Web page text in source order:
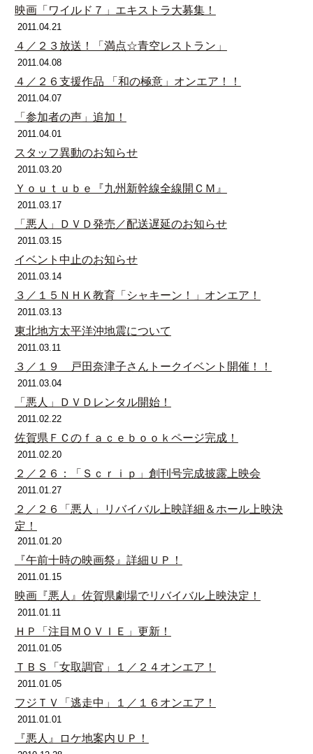
映画「ワイルド７」エキストラ大募集！
2011.04.21
４／２３放送！「満点☆青空レストラン」
2011.04.08
４／２６支援作品 「和の極意」オンエア！！
2011.04.07
「参加者の声」追加！
2011.04.01
スタッフ異動のお知らせ
2011.03.20
Ｙｏｕｔｕｂｅ『九州新幹線全線開ＣＭ』
2011.03.17
「悪人」ＤＶＤ発売／配送遅延のお知らせ
2011.03.15
イベント中止のお知らせ
2011.03.14
３／１５ＮＨＫ教育「シャキーン！」オンエア！
2011.03.13
東北地方太平洋沖地震について
2011.03.11
３／１９ 戸田奈津子さんトークイベント開催！！
2011.03.04
「悪人」ＤＶＤレンタル開始！
2011.02.22
佐賀県ＦＣのｆａｃｅｂｏｏｋページ完成！
2011.02.20
２／２６：「Ｓｃｒｉｐ」創刊号完成披露上映会
2011.01.27
２／２６「悪人」リバイバル上映詳細＆ホール上映決
定！
2011.01.20
『午前十時の映画祭』詳細ＵＰ！
2011.01.15
映画『悪人』佐賀県劇場でリバイバル上映決定！
2011.01.11
ＨＰ「注目ＭＯＶＩＥ」更新！
2011.01.05
ＴＢＳ「女取調官」１／２４オンエア！
2011.01.05
フジＴＶ「逃走中」１／１６オンエア！
2011.01.01
『悪人』ロケ地案内ＵＰ！